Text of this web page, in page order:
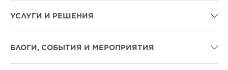
УСЛУГИ И РЕШЕНИЯ 
БЛОГИ, СОБЫТИЯ И МЕРОПРИЯТИЯ 